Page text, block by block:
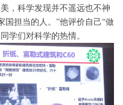
，科学发现并不遥远也不神
国担当的人。”他评价自己“做
学们对科学的热情。